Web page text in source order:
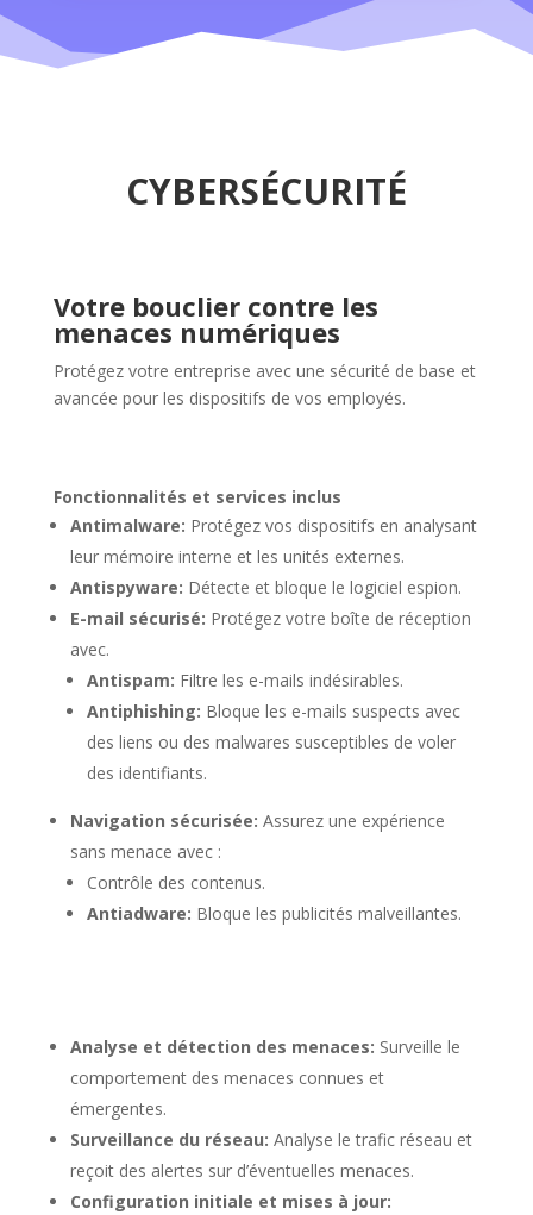
CYBERSÉCURITÉ
Votre bouclier contre les
menaces numériques
Protégez votre entreprise avec une sécurité de base et
avancée pour les dispositifs de vos employés.
Fonctionnalités et services inclus
Antimalware: Protégez vos dispositifs en analysant
leur mémoire interne et les unités externes.
Antispyware: Détecte et bloque le logiciel espion.
E-mail sécurisé: Protégez votre boîte de réception
avec.
Antispam: Filtre les e-mails indésirables.
Antiphishing: Bloque les e-mails suspects avec
des liens ou des malwares susceptibles de voler
des identifiants.
Navigation sécurisée: Assurez une expérience
sans menace avec :
Contrôle des contenus.
Antiadware: Bloque les publicités malveillantes.
Analyse et détection des menaces: Surveille le
comportement des menaces connues et
émergentes.
Surveillance du réseau: Analyse le trafic réseau et
reçoit des alertes sur d’éventuelles menaces.
Configuration initiale et mises à jour: